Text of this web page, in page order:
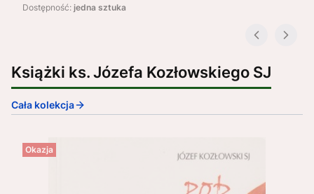
Dostępność: jedna sztuka
Książki ks. Józefa Kozłowskiego SJ
Cała kolekcja
Okazja